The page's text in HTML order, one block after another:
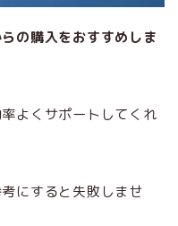
の購入をおすすめしま
よくサポートしてくれ
にすると失敗しませ